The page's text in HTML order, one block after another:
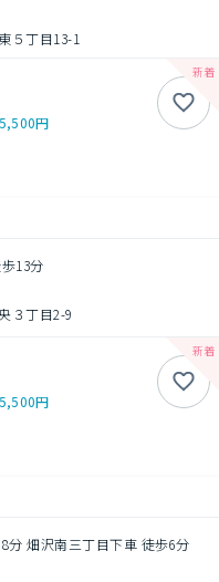
５丁目13-1
円
13分
３丁目2-9
円
分 畑沢南三丁目下車 徒歩6分